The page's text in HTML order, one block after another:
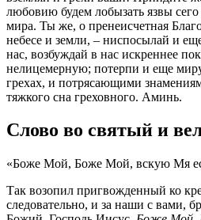
любовию будем лобызать язвы
мира. Ты же, о пренеисчетная
небесе и земли, – ниспосылай и
нас, возбуждай в нас искреннее
нелицемерную; потерпи и еще
грехах, и потрясающими
тяжкого сна греховного. Аминь.
Слово во святый и
«Боже Мой, Боже Мой, вскую Мя
Так возопил пригвожденный ко
следовательно, и за наши с вами,